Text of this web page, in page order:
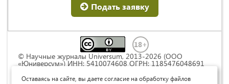
Подать заявку
© Научные журналы Universum, 2013-2026 (ООО
«Юниверсум») ИНН: 5410074608 ОГРН: 1185476048691
Commons « Attribution» («Атрибуция») 4.0
Оставаясь на сайте, вы даете согласие на обработку файлов